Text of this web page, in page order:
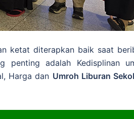
ketat diterapkan baik saat
penting adalah Kedisplinan
Harga dan Umroh Liburan